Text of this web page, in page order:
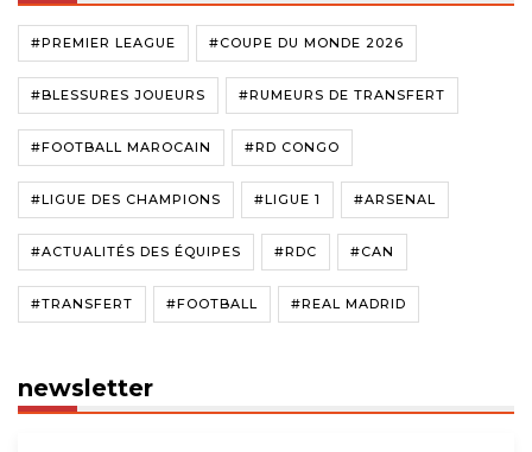
#PREMIER LEAGUE #COUPE DU MONDE 2026
#BLESSURES JOUEURS #RUMEURS DE TRANSFERT
#FOOTBALL MAROCAIN #RD CONGO
#LIGUE DES CHAMPIONS #LIGUE 1 #ARSENAL
#ACTUALITÉS DES ÉQUIPES #RDC #CAN
#TRANSFERT #FOOTBALL #REAL MADRID
newsletter